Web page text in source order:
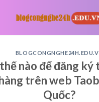
nào để đăng ký
trên web
Quốc?